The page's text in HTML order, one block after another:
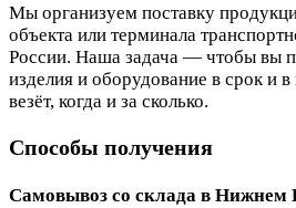
Мы организуем поставку
объекта или терминала
России. Наша задача — чтобы вы
изделия и оборудование в срок и
везёт, когда и за сколько.
Способы получения
Самовывоз со склада в Нижнем